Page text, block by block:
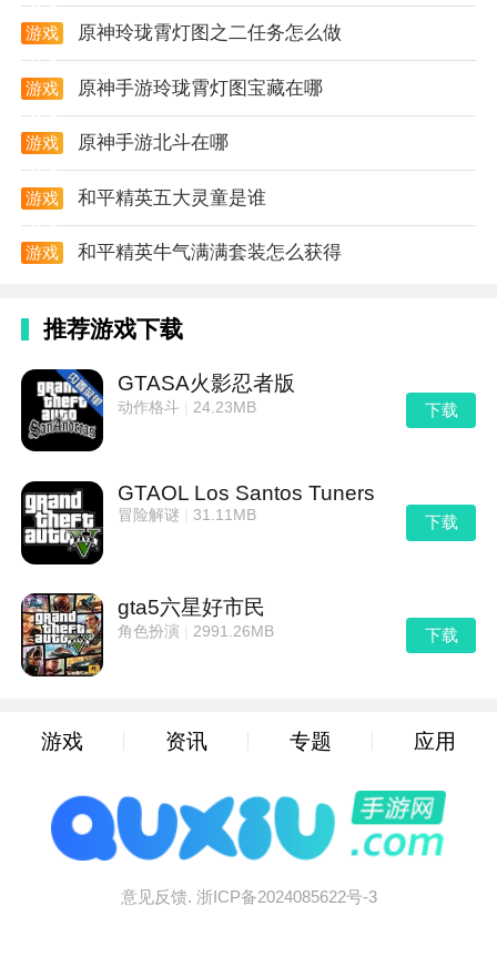
游戏
原神玲珑霄灯图之二任务怎么做
游戏
原神手游玲珑霄灯图宝藏在哪
游戏
原神手游北斗在哪
游戏
和平精英五大灵童是谁
游戏
和平精英牛气满满套装怎么获得
推荐游戏下载
GTASA火影忍者版
动作格斗 24.23MB 下载
GTAOL Los Santos Tuners
冒险解谜| 31.11MB 下载
gta5六星好市民
角色扮演 2991.26MB 下载
游戏 资讯 专题 应用
意见反馈. 浙ICP备2024085622号-3